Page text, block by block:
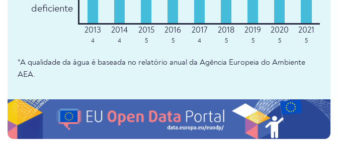
deficiente
4 4 5 5 4 5 5 5 5
*A qualidade da água é baseada no relatório anual da Agência Europeia do Ambiente
AEA.